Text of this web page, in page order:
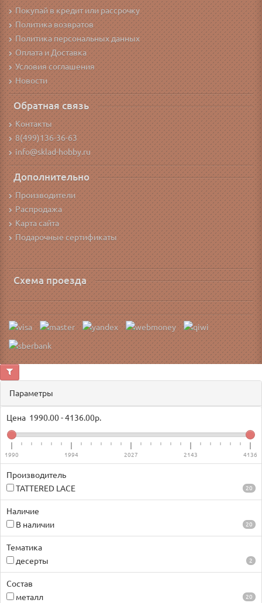
Покупай в кредит или рассрочку
Политика возвратов
Политика персональных данных
Оплата и Доставка
Условия соглашения
Новости
Обратная связь
Контакты
8(499)136-36-63
info@sklad-hobby.ru
Дополнительно
Производители
Распродажа
Карта сайта
Подарочные сертификаты
Схема проезда
Параметры
Цена 1990.00-4136.00р.
1990 1994 2027 2143 4136
Производитель
TATTERED LACE
20
Наличие
В наличии
20
Тематика
десерты
2
Состав
металл
20